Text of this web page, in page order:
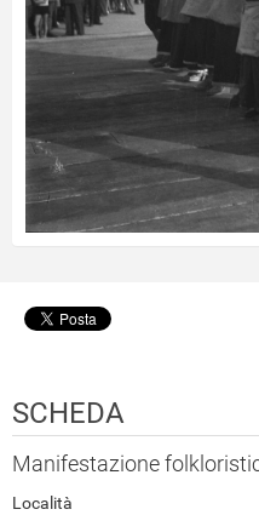
SCHEDA
Manifestazione
Località